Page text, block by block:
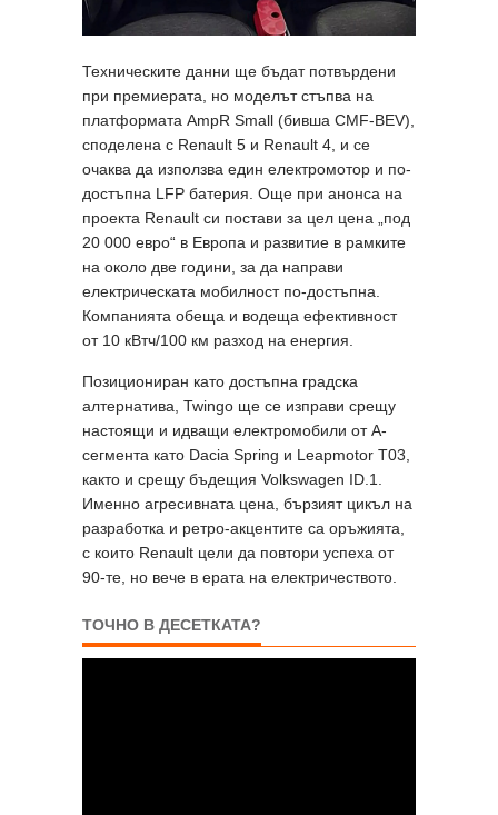
Техническите данни ще бъдат потвърдени
при премиерата, но моделът стъпва на
платформата AmpR Small (бивша CMF-BEV),
споделена с Renault 5 и Renault 4, и се
очаква да използва един електромотор и по-
достъпна LFP батерия. Още при анонса на
проекта Renault си постави за цел цена „под
20 000 евро“ в Европа и развитие в рамките
на около две години, за да направи
електрическата мобилност по-достъпна.
Компанията обеща и водеща ефективност
от 10 кВтч/100 км разход на енергия.
Позициониран като достъпна градска
алтернатива, Twingo ще се изправи срещу
настоящи и идващи електромобили от A-
сегмента като Dacia Spring и Leapmotor T03,
както и срещу бъдещия Volkswagen ID.1.
Именно агресивната цена, бързият цикъл на
разработка и ретро-акцентите са оръжията,
с които Renault цели да повтори успеха от
90-те, но вече в ерата на електричеството.
ТОЧНО В ДЕСЕТКАТА?